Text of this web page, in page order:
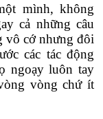
mình, không
cả những câu
vô cớ nhưng đôi
các tác động
ngoạy luôn tay
vòng chứ ít